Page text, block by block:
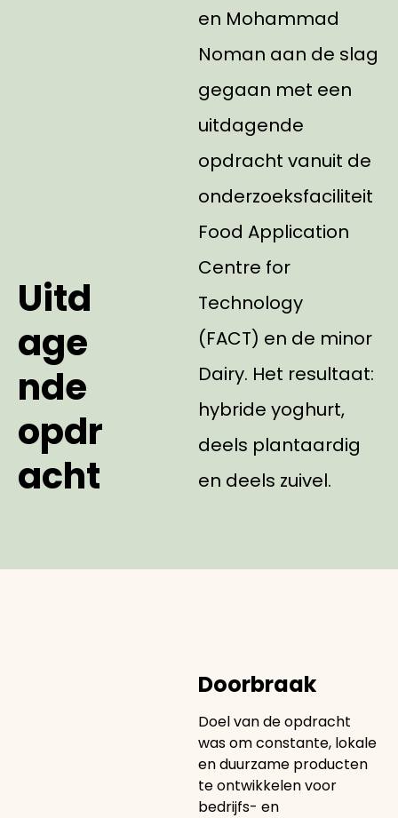
Uitd
age
nde
opdr
acht
en Mohammad
Noman aan de slag
gegaan met een
uitdagende
opdracht vanuit de
onderzoeksfaciliteit
Food Application
Centre for
Technology
(FACT) en de minor
Dairy. Het resultaat:
hybride yoghurt,
deels plantaardig
en deels zuivel.
Doorbraak
Doel van de opdracht
was om constante, lokale
en duurzame producten
te ontwikkelen voor
bedrijfs- en